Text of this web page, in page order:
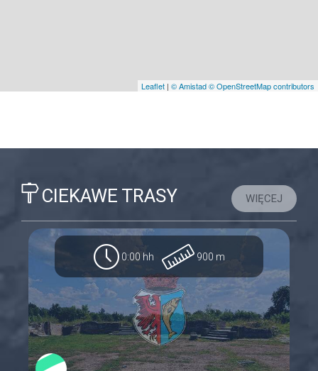
Leaflet | © Amistad© OpenStreetMap contributors
CIEKAWE TRASY WIĘCEJ
0:00 hh 900 m